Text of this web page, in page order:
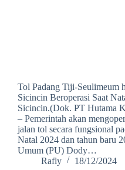
Tol Padang Tiji-Seulimeum
Sicincin Beroperasi Saat
Sicincin.(Dok. PT Hutama
– Pemerintah akan
jalan tol secara fungsional
Natal 2024 dan tahun baru
Umum (PU) Dody…
Rafly
18/12/2024